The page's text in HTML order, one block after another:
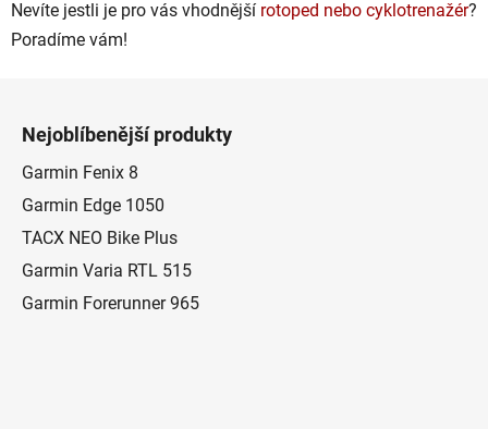
Nevíte jestli je pro vás vhodnější rotoped nebo cyklotrenažér?
Poradíme vám!
Nejoblíbenější produkty
Garmin Fenix 8
Garmin Edge 1050
TACX NEO Bike Plus
Garmin Varia RTL 515
Garmin Forerunner 965